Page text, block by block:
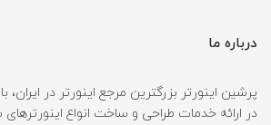
درباره ما
در ارائه خدمات طراحی و ساخت انواع